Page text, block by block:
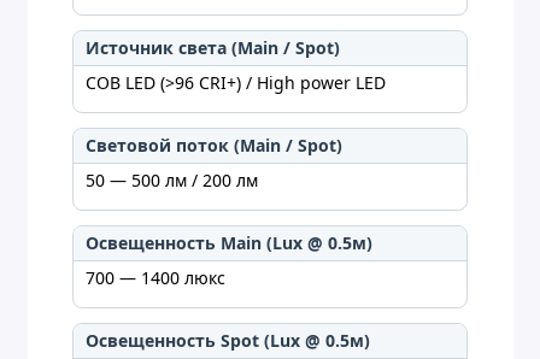
Источник света (Main / Spot)
COB LED (>96 CRI+) / High power LED
Световой поток (Main / Spot)
50 — 500 лм / 200 лм
Освещенность Main (Lux @ 0.5м)
700 — 1400 люкс
Освещенность Spot (Lux @ 0.5м)